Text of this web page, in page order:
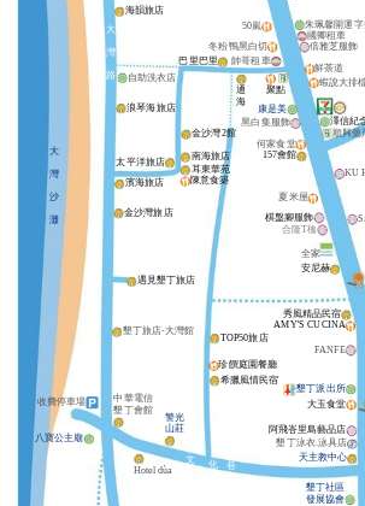
冬粉鴨黑白切
50嵐
帥哥租車
巴里巴里
海韻旅店
朱珮馨開運字
國卿租車
鮮茶道
澤信紀
順興藥
康是美
聚點
通
海
金沙灣2館
太平洋旅店 南海旅店
濱海旅店
金沙灣旅店
遇見墾丁旅店
中華電信
墾丁會館
八寶公主廟
警光
山莊
Hotel dùa
157會館
棋盤腳服飾
合隆T桖
全家
AMY'S CUCINA
大
灣
沙
灘
收費停車場
大
灣
路
秀風精品民宿
墾丁派出所
大玉食堂
阿飛峇里島藝品店
天主教中心
墾丁社區
發展協會
文 化 巷
FANFE
何家食堂
KU
倍雅芝服飾
自助洗衣店
珍饌庭園餐廳
希臘風情民宿
安尼赫
浪琴海旅店
蝦說大排
黑白集服飾
夏米屋
墾丁泳衣.泳具店
墾丁旅店-大灣館
耳東華苑
TOP50旅店
陳意食築